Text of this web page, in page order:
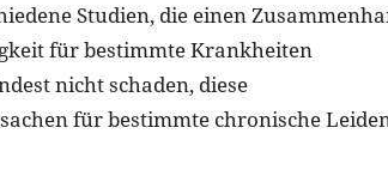
Studien, die einen
für bestimmte Krankheiten
nicht schaden, diese
für bestimmte chronische